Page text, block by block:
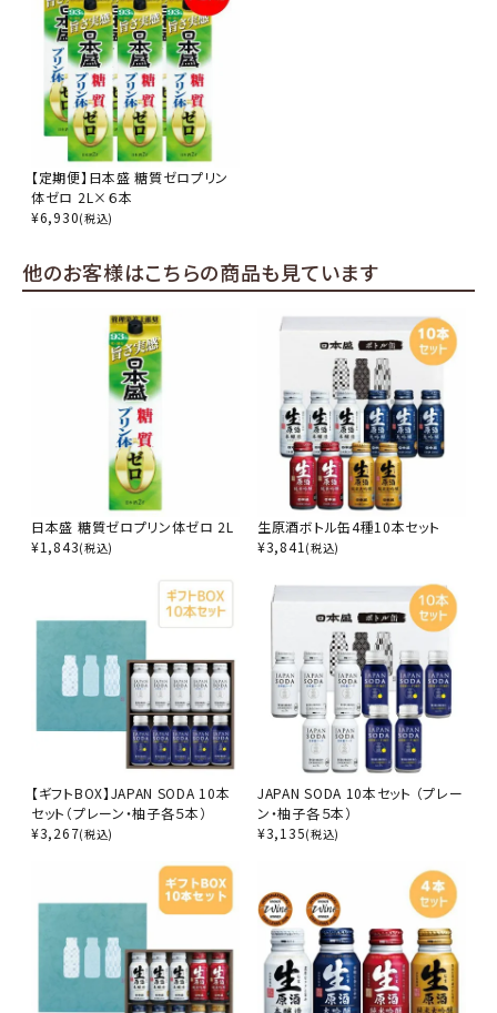
【定期便】日本盛 糖質ゼロプリン
体ゼロ 2L×６本
¥6,930(税込)
他のお客様はこちらの商品も見ています
日本盛 糖質ゼロプリン体ゼロ 2L
¥1,843(税込)
生原酒ボトル缶4種10本セット
¥3,841 (税込)
【ギフトBOX】JAPAN SODA 10本
セット（プレーン・柚子各５本）
¥3,267(税込)
JAPAN SODA 10本セット （プレー
ン・柚子各５本）
¥3,135(税込)